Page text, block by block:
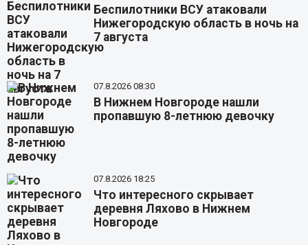
Беспилотники ВСУ атаковали
Нижегородскую область в ночь на
7 августа
07.8.2026 08:30
В Нижнем Новгороде нашли
пропавшую 8-летнюю девочку
07.8.2026 18:25
Что интересного скрывает
деревня Ляхово в Нижнем
Новгороде